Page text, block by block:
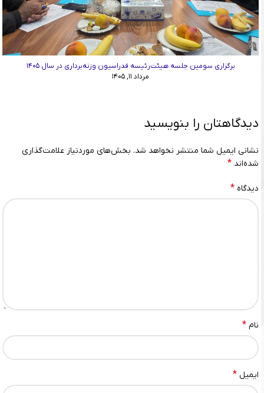
برگزاری سومین جلسه هیئت‌رئیسه فدراسیون وزنه‌برداری در سال ۱۴۰۵
مرداد ۱۱, ۱۴۰۵
دیدگاهتان را بنویسید
نشانی ایمیل شما منتشر نخواهد شد. بخش‌های موردنیاز علامت‌گذاری
شده‌اند *
دیدگاه *
نام *
ایمیل *